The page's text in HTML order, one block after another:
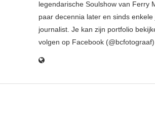
legendarische Soulshow van Ferry
paar decennia later en sinds
journalist. Je kan zijn portfolio
volgen op Facebook